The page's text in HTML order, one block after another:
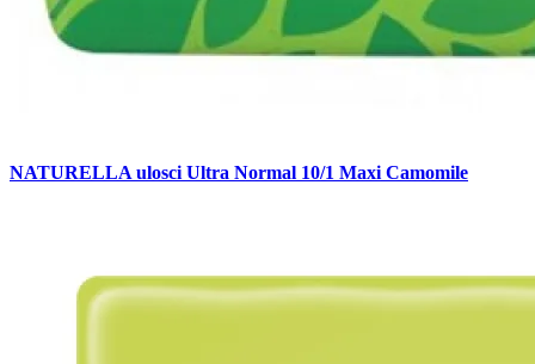
NATURELLA ulosci Ultra Normal 10/1 Maxi Camomile